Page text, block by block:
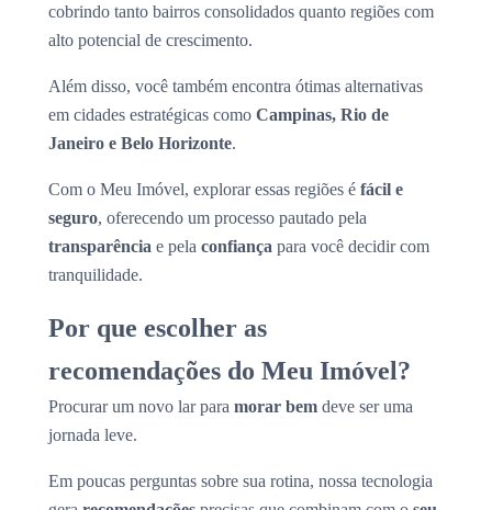
cobrindo tanto bairros consolidados quanto regiões com
alto potencial de crescimento.
Além disso, você também encontra ótimas alternativas
em cidades estratégicas como Campinas, Rio de
Janeiro e Belo Horizonte.
Com o Meu Imóvel, explorar essas regiões é fácil e
seguro, oferecendo um processo pautado pela
transparência e pela confiança para você decidir com
tranquilidade.
Por que escolher as
recomendações do Meu Imóvel?
Procurar um novo lar para morar bem deve ser uma
jornada leve.
Em poucas perguntas sobre sua rotina, nossa tecnologia